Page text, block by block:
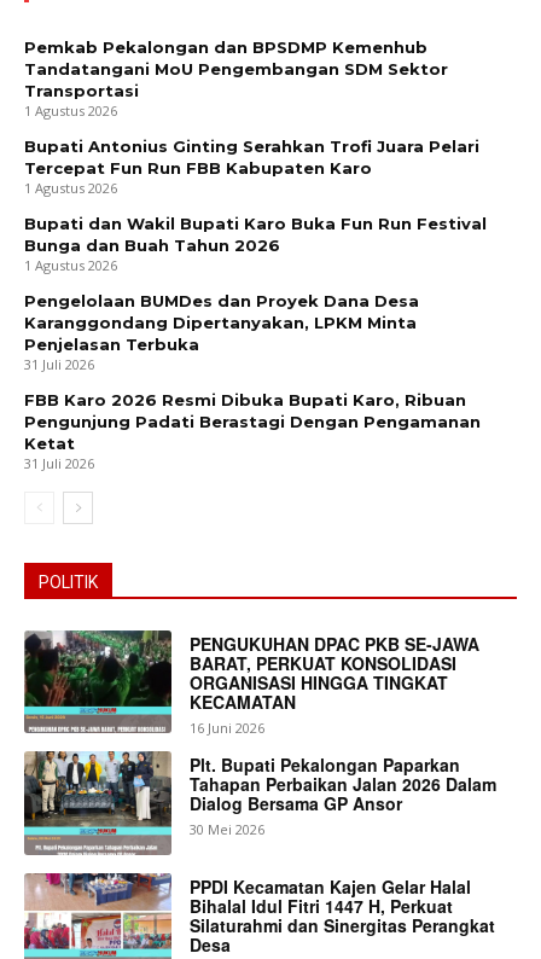
Pemkab Pekalongan dan BPSDMP Kemenhub
Tandatangani MoU Pengembangan SDM Sektor
Transportasi
1 Agustus 2026
Bupati Antonius Ginting Serahkan Trofi Juara Pelari
Tercepat Fun Run FBB Kabupaten Karo
1 Agustus 2026
Bupati dan Wakil Bupati Karo Buka Fun Run Festival
Bunga dan Buah Tahun 2026
1 Agustus 2026
Pengelolaan BUMDes dan Proyek Dana Desa
Karanggondang Dipertanyakan, LPKM Minta
Penjelasan Terbuka
31 Juli 2026
FBB Karo 2026 Resmi Dibuka Bupati Karo, Ribuan
Pengunjung Padati Berastagi Dengan Pengamanan
Ketat
31 Juli 2026
POLITIK
PENGUKUHAN DPAC PKB SE-JAWA
BARAT, PERKUAT KONSOLIDASI
ORGANISASI HINGGA TINGKAT
KECAMATAN
16 Juni 2026
Plt. Bupati Pekalongan Paparkan
Tahapan Perbaikan Jalan 2026 Dalam
Dialog Bersama GP Ansor
30 Mei 2026
PPDI Kecamatan Kajen Gelar Halal
Bihalal Idul Fitri 1447 H, Perkuat
Silaturahmi dan Sinergitas Perangkat
Desa